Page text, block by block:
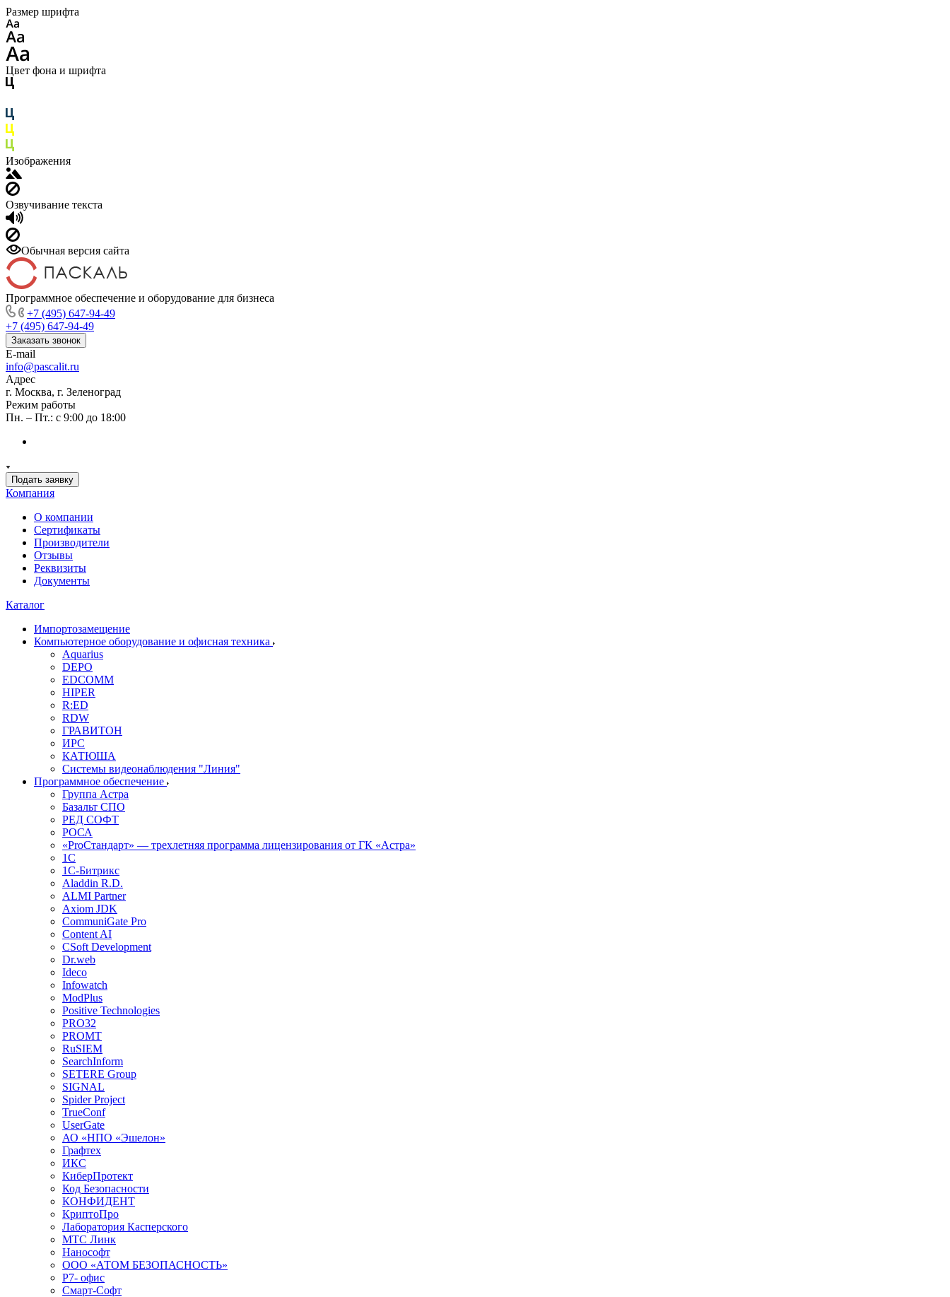
Размер шрифта
Цвет фона и шрифта
Изображения
Озвучивание текста
Обычная версия сайта
Программное обеспечение и оборудование для бизнеса
+7 (495) 647-94-49
+7 (495) 647-94-49
Заказать звонок
E-mail
info@pascalit.ru
Адрес
г. Москва, г. Зеленоград
Режим работы
Пн. – Пт.: с 9:00 до 18:00
Подать заявку
Компания
О компании
Сертификаты
Производители
Отзывы
Реквизиты
Документы
Каталог
Импортозамещение
Компьютерное оборудование и офисная техника
Aquarius
DEPO
EDCOMM
HIPER
R:ED
RDW
ГРАВИТОН
ИРС
КАТЮША
Системы видеонаблюдения "Линия"
Программное обеспечение
Группа Астра
Базальт СПО
РЕД СОФТ
РОСА
«ProСтандарт» — трехлетняя программа лицензирования от ГК «Астра»
1С
1С-Битрикc
Aladdin R.D.
ALMI Partner
Axiom JDK
CommuniGate Pro
Content AI
CSoft Development
Dr.web
Ideco
Infowatch
ModPlus
Positive Technologies
PRO32
PROMT
RuSIEM
SearchInform
SETERE Group
SIGNAL
Spider Project
TrueConf
UserGate
АО «НПО «Эшелон»
Графтех
ИКС
КиберПротект
Код Безопасности
КОНФИДЕНТ
КриптоПро
Лаборатория Касперского
МТС Линк
Нанософт
ООО «АТОМ БЕЗОПАСНОСТЬ»
Р7- офис
Смарт-Софт